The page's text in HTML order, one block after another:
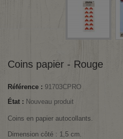
Coins papier - Rouge
Référence : 91703CPRO
État : Nouveau produit
Coins en papier autocollants.
Dimension côté : 1,5 cm.